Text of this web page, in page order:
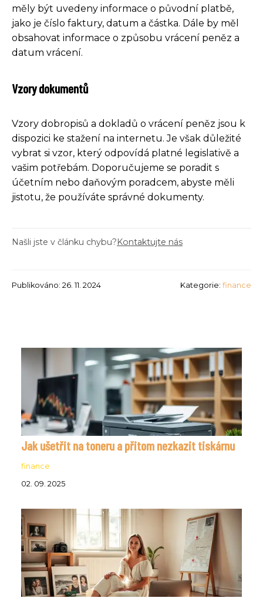
měly být uvedeny informace o původní platbě,
jako je číslo faktury, datum a částka. Dále by měl
obsahovat informace o způsobu vrácení peněz a
datum vrácení.
Vzory dokumentů
Vzory dobropisů a dokladů o vrácení peněz jsou k
dispozici ke stažení na internetu. Je však důležité
vybrat si vzor, který odpovídá platné legislativě a
vašim potřebám. Doporučujeme se poradit s
účetním nebo daňovým poradcem, abyste měli
jistotu, že používáte správné dokumenty.
Našli jste v článku chybu?Kontaktujte nás
Publikováno: 26. 11. 2024 Kategorie: finance
Jak ušetřit na toneru a přitom nezkazit tiskárnu
finance
02. 09. 2025